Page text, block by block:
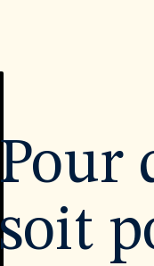
Pour
soit